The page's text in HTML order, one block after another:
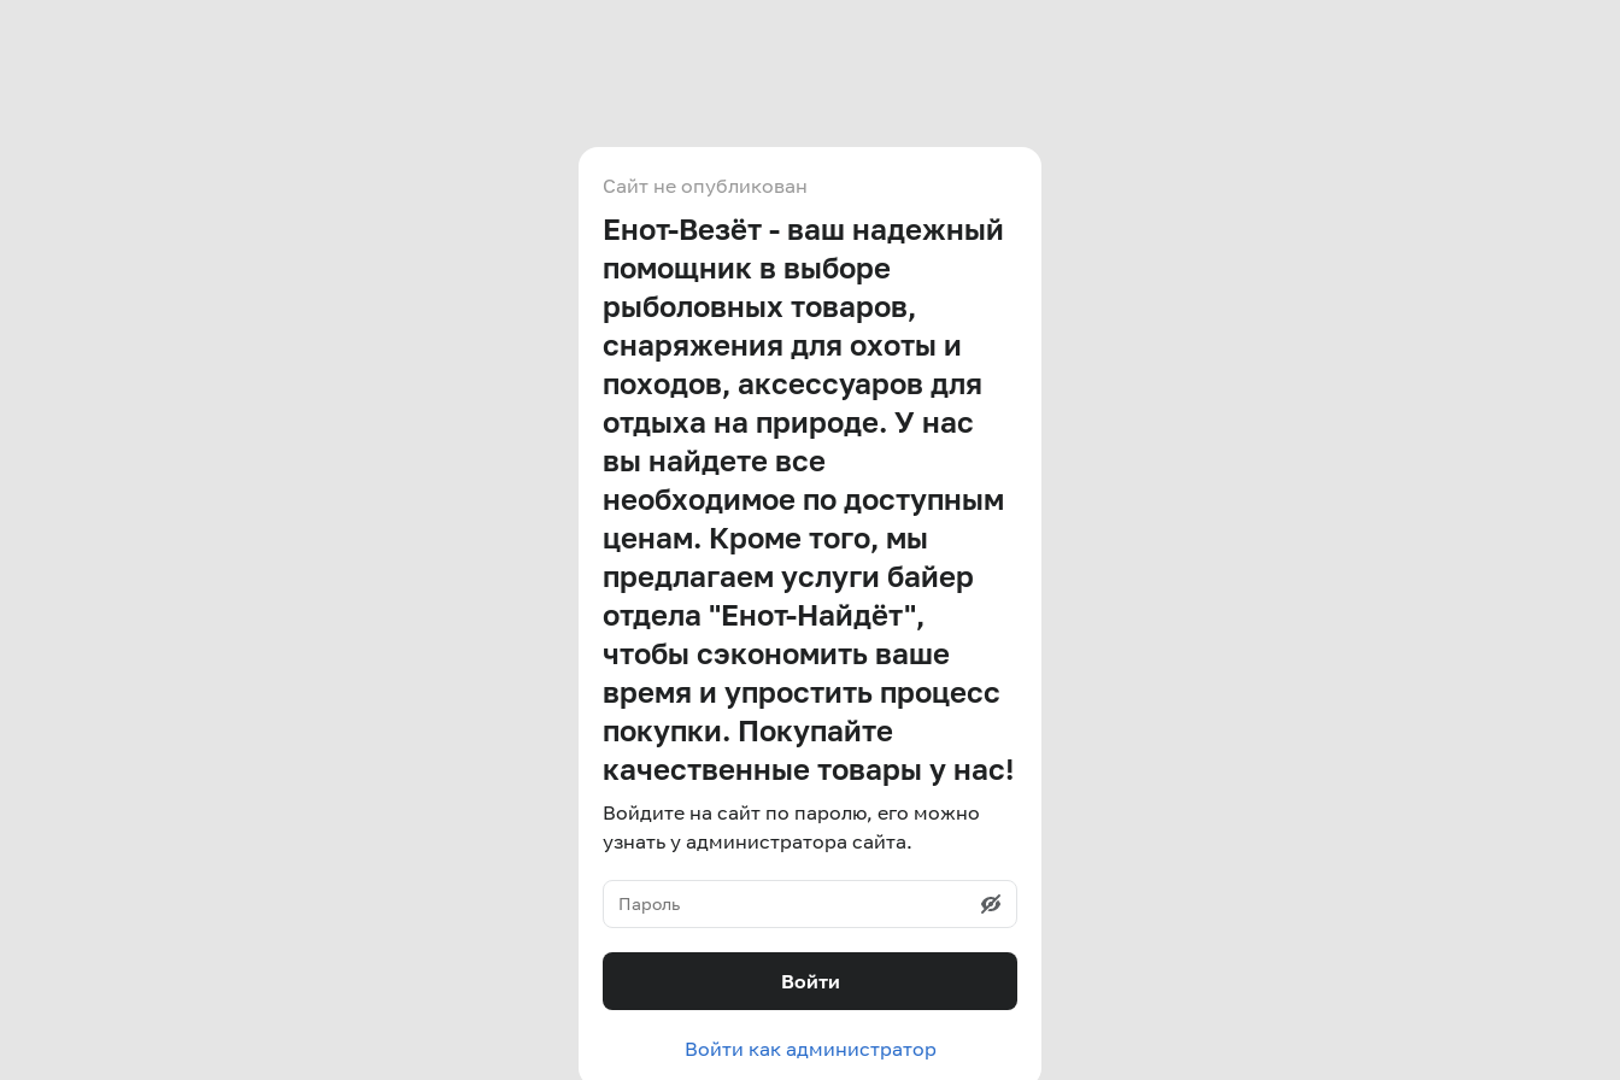
Сайт не опубликован
Енот-Везёт - ваш надежный
помощник в выборе
рыболовных товаров,
снаряжения для охоты и
походов, аксессуаров для
отдыха на природе. У нас
вы найдете все
необходимое по доступным
ценам. Кроме того, мы
предлагаем услуги байер
отдела "Енот-Найдёт",
чтобы сэкономить ваше
время и упростить процесс
покупки. Покупайте
качественные товары у нас!
Войдите на сайт по паролю, его можно
узнать у администратора сайта.
Войти
Войти как администратор